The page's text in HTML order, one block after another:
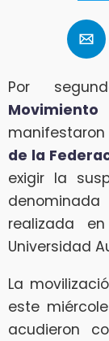
Por
de la
exigir la
realizada
Universidad
La
este
acudieron